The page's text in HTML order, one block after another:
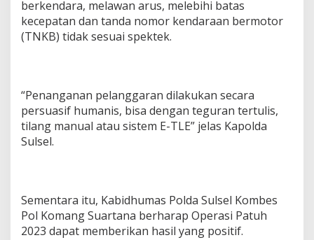
berkendara, melawan arus, melebihi batas
kecepatan dan tanda nomor kendaraan bermotor
(TNKB) tidak sesuai spektek.
“Penanganan pelanggaran dilakukan secara
persuasif humanis, bisa dengan teguran tertulis,
tilang manual atau sistem E-TLE” jelas Kapolda
Sulsel.
Sementara itu, Kabidhumas Polda Sulsel Kombes
Pol Komang Suartana berharap Operasi Patuh
2023 dapat memberikan hasil yang positif.